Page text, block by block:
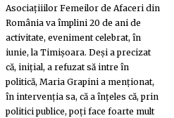
Asociațiiilor Femeilor de Afaceri din
România va împlini 20 de ani de
activitate, eveniment celebrat, în
iunie, la Timișoara. Deși a precizat
că, inițial, a refuzat să intre în
politică, Maria Grapini a menționat,
în intervenția sa, că a înțeles că, prin
politici publice, poți face foarte mult